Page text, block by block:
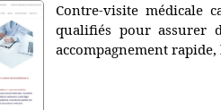
Contre-visite médicale
qualifiés pour assurer
accompagnement